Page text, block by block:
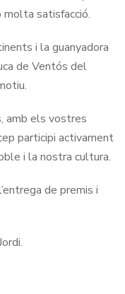
molta satisfacció.
i la guanyadora
de Ventós del
amb els vostres
participi activament
i la nostra cultura.
de premis i